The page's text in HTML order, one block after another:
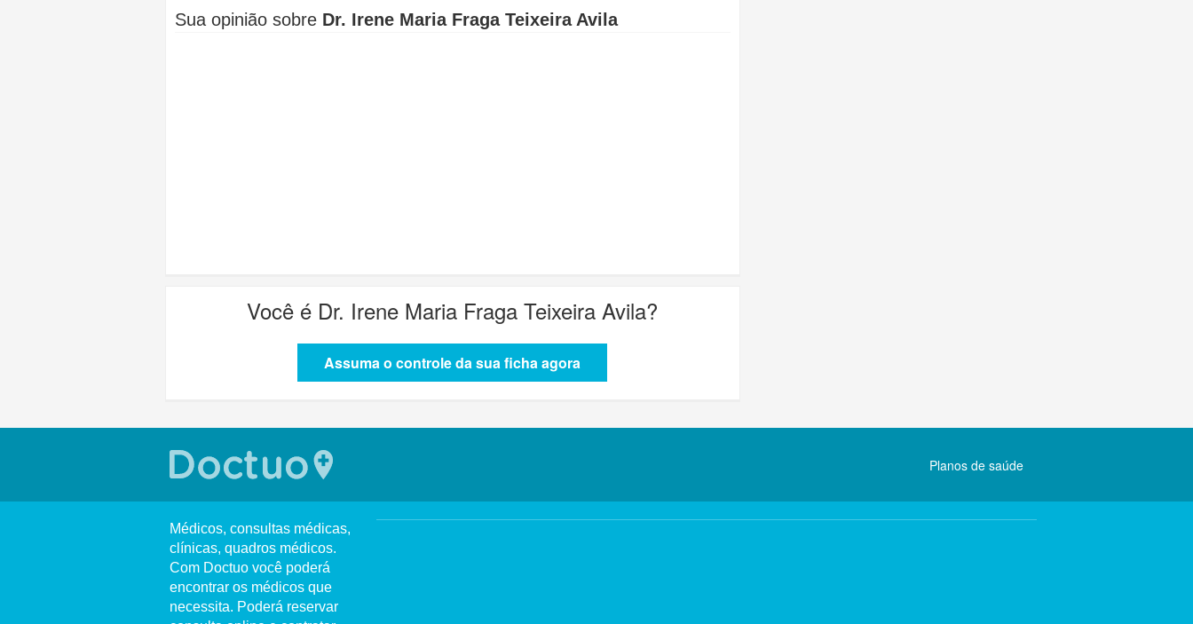
Sua opinião sobre Dr. Irene Maria Fraga Teixeira Avila
Você é Dr. Irene Maria Fraga Teixeira Avila?
Assuma o controle da sua ficha agora
Planos de saúde
Médicos, consultas médicas,
clínicas, quadros médicos.
Com Doctuo você poderá
encontrar os médicos que
necessita. Poderá reservar